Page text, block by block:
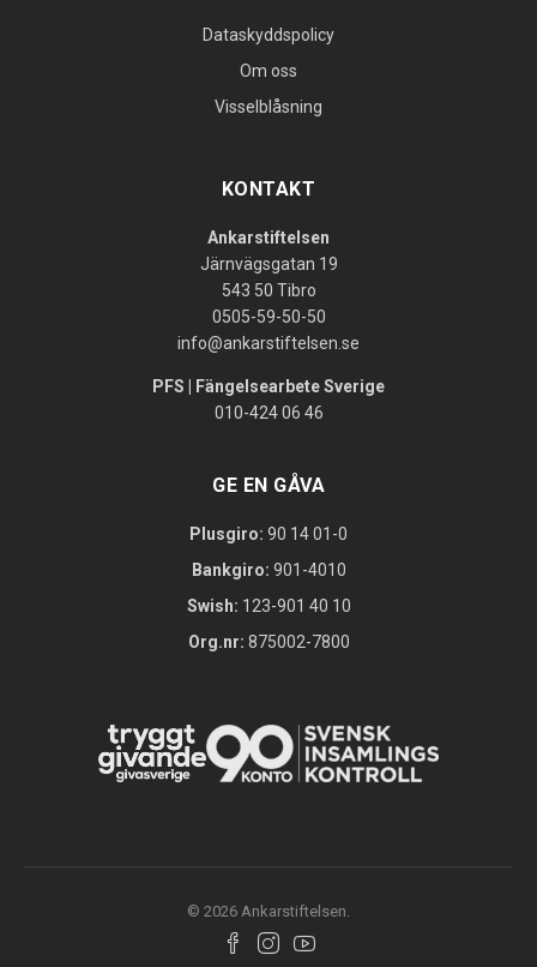
Dataskyddspolicy
Om oss
Visselblåsning
KONTAKT
Ankarstiftelsen
Järnvägsgatan 19
543 50 Tibro
0505-59-50-50
info@ankarstiftelsen.se
PFS | Fängelsearbete Sverige
010-424 06 46
GE EN GÅVA
Plusgiro: 90 14 01-0
Bankgiro: 901-4010
Swish: 123-901 40 10
Org.nr: 875002-7800
© 2026 Ankarstiftelsen.